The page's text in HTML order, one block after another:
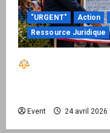
"URGENT" Action
Ressource Juridique
Event 24 avril 2026